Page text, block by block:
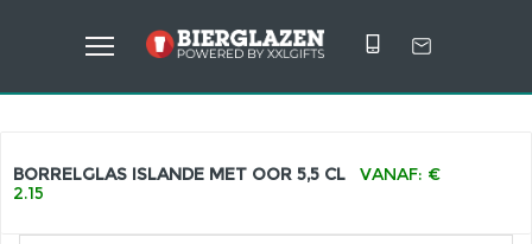
BORRELGLAS ISLANDE MET OOR 5,5 CL
VANAF: €
2.15